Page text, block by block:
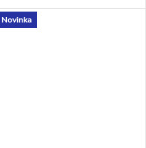
Elf Bar ELFA. Balení obsahuje
2ks.
Novinka